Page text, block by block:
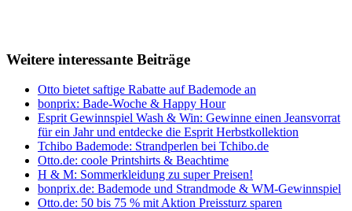
Weitere interessante Beiträge
Otto bietet saftige Rabatte auf Bademode an
bonprix: Bade-Woche & Happy Hour
Esprit Gewinnspiel Wash & Win: Gewinne einen Jeansvorrat
für ein Jahr und entdecke die Esprit Herbstkollektion
Tchibo Bademode: Strandperlen bei Tchibo.de
Otto.de: coole Printshirts & Beachtime
H & M: Sommerkleidung zu super Preisen!
bonprix.de: Bademode und Strandmode & WM-Gewinnspiel
Otto.de: 50 bis 75 % mit Aktion Preissturz sparen